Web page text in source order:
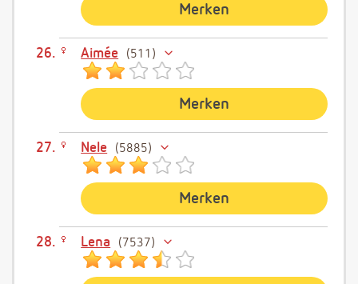
Merken
Aimée 511
Merken
Nele 5885
Merken
Lena 7537